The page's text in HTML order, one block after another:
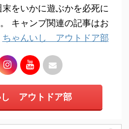
をいかに遊ぶかを必死に
キャンプ関連の記事はお
ちゃんいし アウトドア部
し アウトドア部